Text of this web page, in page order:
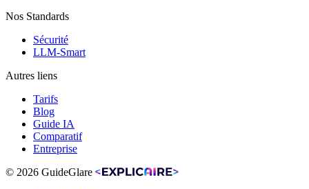
Nos Standards
Sécurité
LLM-Smart
Autres liens
Tarifs
Blog
Guide IA
Comparatif
Entreprise
© 2026 GuideGlare